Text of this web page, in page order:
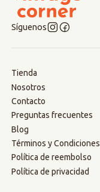
Síguenos
Tienda
Nosotros
Contacto
Preguntas frecuentes
Blog
Términos y Condiciones
Política de reembolso
Política de privacidad